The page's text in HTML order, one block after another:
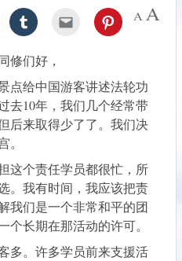
修们好，
点给中国游客讲述法轮功
去10年，我们几个经常带
后来取得少了了。我们决
这个责任学员都很忙，所
。我有时间，我应该把责
我们是一个非常和平的团
长期在那活动的许可。
多。许多学员前来支援活